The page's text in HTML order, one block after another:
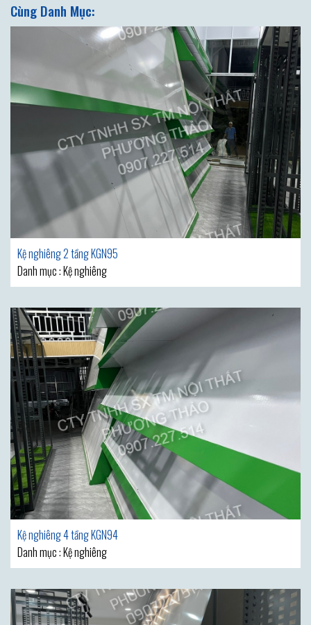
Cùng Danh Mục:
Kệ nghiêng 2 tầng KGN95
Danh mục : Kệ nghiêng
Kệ nghiêng 4 tầng KGN94
Danh mục : Kệ nghiêng